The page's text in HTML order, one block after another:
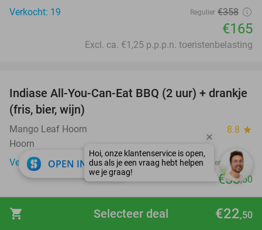
shopping_cart €22,50
Selecteer deal
Verkocht: 19
Regulier €358
€165
Excl. ca. €1,25 p.p.p.n. toeristenbelasting
26%
Indiase All-You-Can-Eat BBQ (2 uur) + drankje
(fris, bier, wijn)
Mango Leaf Hoorn 8.8 star
Hoorn
Verkocht: 147
Regulier €45
€33,50
favorite_border
OPEN IN APP close